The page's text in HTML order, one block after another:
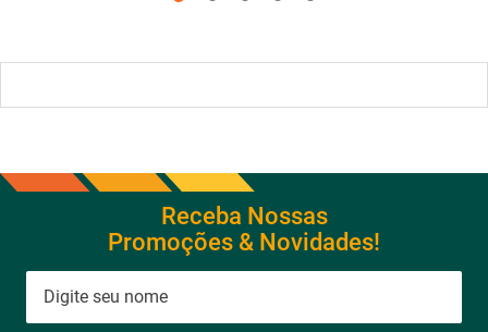
Receba Nossas
Promoções & Novidades!